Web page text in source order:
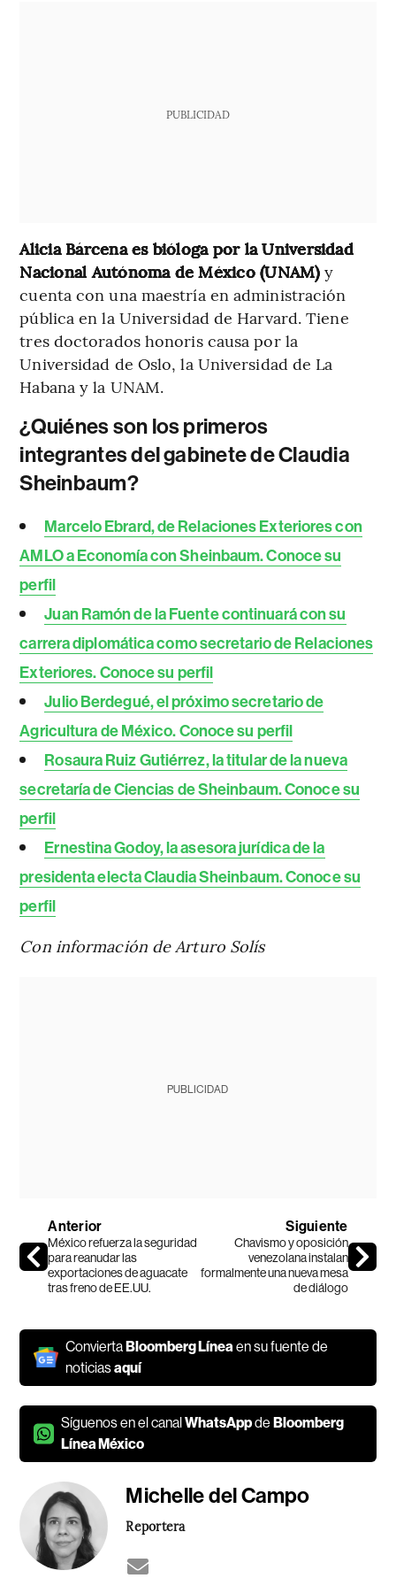
PUBLICIDAD
Alicia Bárcena es bióloga por la Universidad
Nacional Autónoma de México (UNAM)y
cuenta con una maestría en administración
pública en la Universidad de Harvard. Tiene
tres doctorados honoris causa por la
Universidad de Oslo, la Universidad de La
Habana y la UNAM.
¿Quiénes son los primeros
integrantes del gabinete de Claudia
Sheinbaum?
Marcelo Ebrard, de Relaciones Exteriores con
AMLO a Economía con Sheinbaum. Conoce su
perfil
Juan Ramón de la Fuente continuará con su
carrera diplomática como secretario de Relaciones
Exteriores. Conoce su perfil
Julio Berdegué, el próximo secretario de
Agricultura de México. Conoce su perfil
Rosaura Ruiz Gutiérrez, la titular de la nueva
secretaría de Ciencias de Sheinbaum. Conoce su
perfil
Ernestina Godoy, la asesora jurídica de la
presidenta electa Claudia Sheinbaum. Conoce su
perfil
Con información de Arturo Solís
PUBLICIDAD
Anterior
México refuerza la seguridad
para reanudar las
exportaciones de aguacate
tras freno de EE.UU.
Siguiente
Chavismo y oposición
venezolana instalan
formalmente una nueva mesa
de diálogo
ConviertaBloomberg Líneaen su fuente de
noticiasaquí
Síguenos en el canalWhatsAppdeBloomberg
Línea México
Michelle del Campo
Reportera